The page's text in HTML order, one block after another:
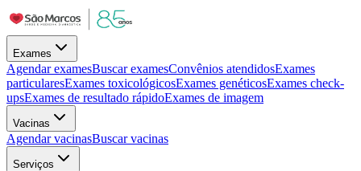
Exames
Agendar examesBuscar examesConvênios atendidosExames
particularesExames toxicológicosExames genéticosExames check-
upsExames de resultado rápidoExames de imagem
Vacinas
Agendar vacinasBuscar vacinas
Serviços